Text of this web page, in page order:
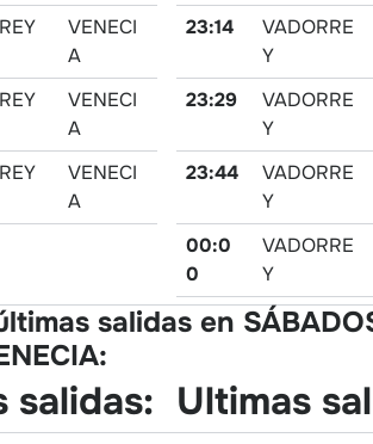
VENECI
A
VENECI
A
VENECI
A
23:14
VADORRE
Y
23:29
VADORRE
Y
23:44
VADORRE
Y
00:0
0
VADORRE
Y
salidas en
salidas: Ultimas